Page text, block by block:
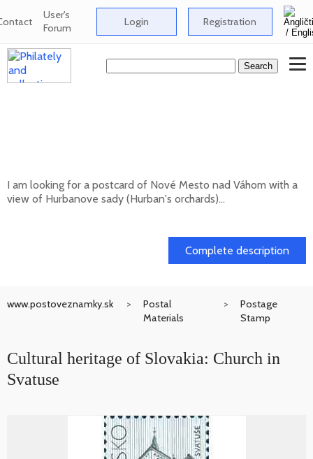
User's
Forum Login Registration
I am looking for a postcard of Nové Mesto nad Váhom with a
view of Hurbanove sady (Hurban's orchards)...
Complete description
www.postoveznamky.sk
Postal
Materials
Postage
Stamp
Cultural heritage of Slovakia: Church in
Svatuse